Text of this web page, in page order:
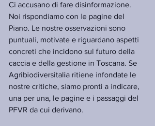
Ci accusano di fare disinformazione.
Noi rispondiamo con le pagine del
Piano. Le nostre osservazioni sono
puntuali, motivate e riguardano aspetti
concreti che incidono sul futuro della
caccia e della gestione in Toscana. Se
Agribiodiversitalia ritiene infondate le
nostre critiche, siamo pronti a indicare,
una per una, le pagine e i passaggi del
PFVR da cui derivano.